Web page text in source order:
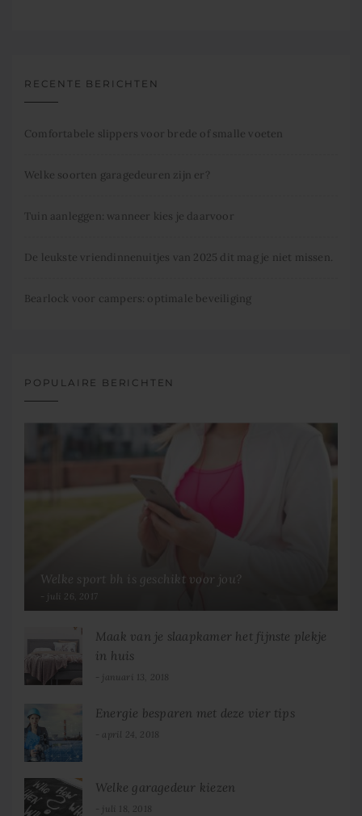
RECENTE BERICHTEN
Comfortabele slippers voor brede of smalle voeten
Welke soorten garagedeuren zijn er?
Tuin aanleggen: wanneer kies je daarvoor
De leukste vriendinnenuitjes van 2025 dit mag je niet missen.
Bearlock voor campers: optimale beveiliging
POPULAIRE BERICHTEN
Welke sport bh is geschikt voor jou?
juli 26, 2017
Maak van je slaapkamer het fijnste plekje
in huis
januari 13, 2018
Energie besparen met deze vier tips
april 24, 2018
Welke garagedeur kiezen
juli 18, 2018